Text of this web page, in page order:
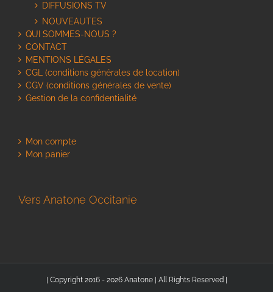
DIFFUSIONS TV
NOUVEAUTES
QUI SOMMES-NOUS ?
CONTACT
MENTIONS LÉGALES
CGL (conditions générales de location)
CGV (conditions générales de vente)
Gestion de la confidentialité
Mon compte
Mon panier
Vers Anatone Occitanie
| Copyright 2016 - 2026 Anatone | All Rights Reserved |